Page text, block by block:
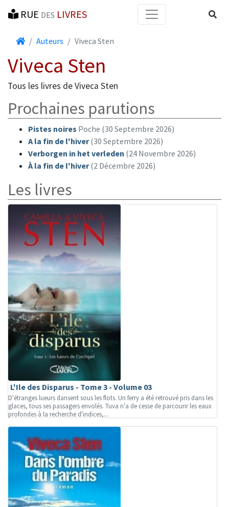
RUE DES LIVRES
AccueilAuteurs Viveca Sten
Viveca Sten
Tous les livres de Viveca Sten
Prochaines parutions
Pistes noires Poche (30 Septembre 2026)
A la fin de l'hiver(30 Septembre 2026)
Verborgen in het verleden (24 Novembre 2026)
À la fin de l'hiver(2 Décembre 2026)
Les livres
L'Ile des Disparus - Tome 3 - Volume 03
D'étranges lueurs dansent sous les flots. Un ferry a été retrouvé pris dans les
glaces, tous ses passagers envolés. Tuva n'a de cesse de parcourir les eaux
profondes à la recherche d'indices,...